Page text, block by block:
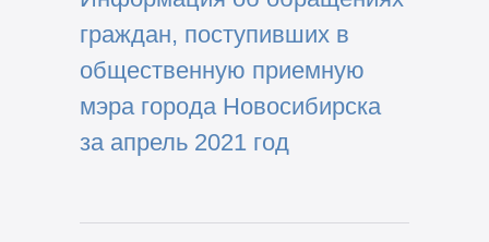
граждан, поступивших в
общественную приемную
мэра города Новосибирска
за апрель 2021 год